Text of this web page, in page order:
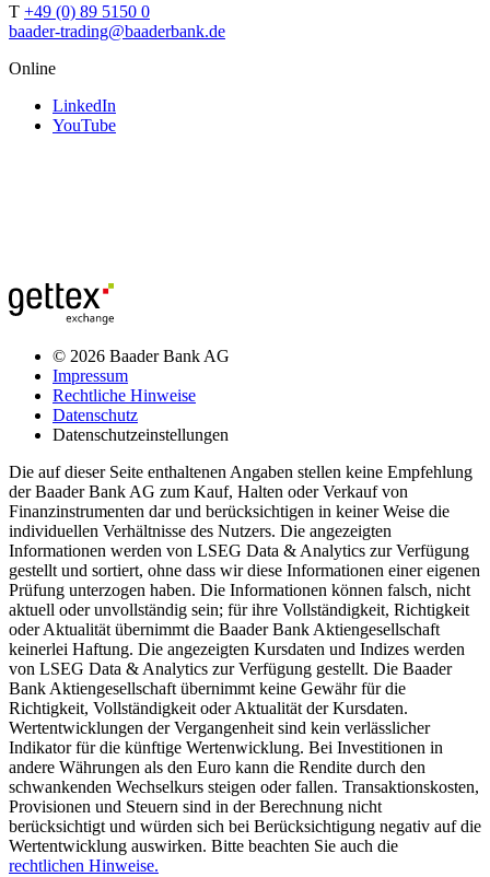
T +49 (0) 89 5150 0
baader-trading@baaderbank.de
Online
LinkedIn
YouTube
© 2026 Baader Bank AG
Impressum
Rechtliche Hinweise
Datenschutz
Datenschutzeinstellungen
Die auf dieser Seite enthaltenen Angaben stellen keine Empfehlung
der Baader Bank AG zum Kauf, Halten oder Verkauf von
Finanzinstrumenten dar und berücksichtigen in keiner Weise die
individuellen Verhältnisse des Nutzers. Die angezeigten
Informationen werden von LSEG Data & Analytics zur Verfügung
gestellt und sortiert, ohne dass wir diese Informationen einer eigenen
Prüfung unterzogen haben. Die Informationen können falsch, nicht
aktuell oder unvollständig sein; für ihre Vollständigkeit, Richtigkeit
oder Aktualität übernimmt die Baader Bank Aktiengesellschaft
keinerlei Haftung. Die angezeigten Kursdaten und Indizes werden
von LSEG Data & Analytics zur Verfügung gestellt. Die Baader
Bank Aktiengesellschaft übernimmt keine Gewähr für die
Richtigkeit, Vollständigkeit oder Aktualität der Kursdaten.
Wertentwicklungen der Vergangenheit sind kein verlässlicher
Indikator für die künftige Wertenwicklung. Bei Investitionen in
andere Währungen als den Euro kann die Rendite durch den
schwankenden Wechselkurs steigen oder fallen. Transaktionskosten,
Provisionen und Steuern sind in der Berechnung nicht
berücksichtigt und würden sich bei Berücksichtigung negativ auf die
Wertentwicklung auswirken. Bitte beachten Sie auch die
rechtlichen Hinweise.